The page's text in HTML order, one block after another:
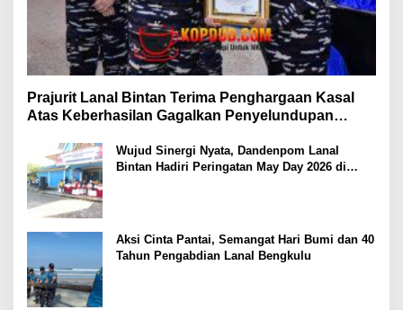
Prajurit Lanal Bintan Terima Penghargaan Kasal
Atas Keberhasilan Gagalkan Penyelundupan
Wujud Sinergi Nyata, Dandenpom Lanal
Bintan Hadiri Peringatan May Day 2026 di
Aksi Cinta Pantai, Semangat Hari Bumi dan 40
Tahun Pengabdian Lanal Bengkulu